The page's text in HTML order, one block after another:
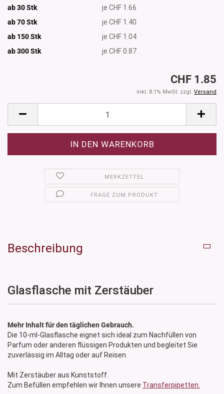
ab 30 Stk
je CHF 1.66
ab 70 Stk
je CHF 1.40
ab 150 Stk
je CHF 1.04
ab 300Stk je CHF 0.87
CHF 1.85
inkl. 8.1% MwSt. zzgl. Versand
MERKZETTEL
FRAGE ZUM PRODUKT
Beschreibung
Glasflasche mit Zerstäuber
Mehr Inhalt für den täglichen Gebrauch.
Die 10-ml-Glasflasche eignet sich ideal zum Nachfüllen von
Parfum oder anderen flüssigen Produkten und begleitet Sie
zuverlässig im Alltag oder auf Reisen.
Mit Zerstäuber aus Kunststoff.
Zum Befüllen empfehlen wir Ihnen unsere Transferpipetten.